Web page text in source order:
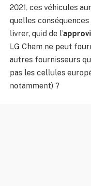
2021, ces véhicules
quelles
livrer, quid de l’
LG Chem ne peut
autres fournisseurs
pas les cellules
notamment) ?